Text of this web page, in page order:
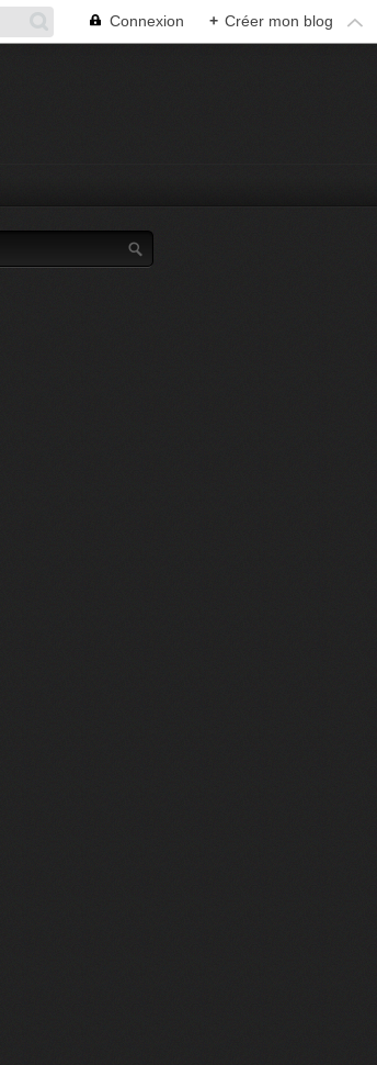
Connexion + Créer mon blog